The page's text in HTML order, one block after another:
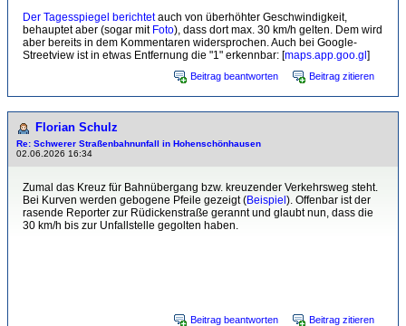
Der Tagesspiegel berichtetauch von überhöhter Geschwindigkeit,
behauptet aber (sogar mit Foto), dass dort max. 30 km/h gelten. Dem wird
aber bereits in dem Kommentaren widersprochen. Auch bei Google-
Streetview ist in etwas Entfernung die "1" erkennbar: [maps.app.goo.gl ]
Beitrag beantworten Beitrag zitieren
Florian Schulz
Re: Schwerer Straßenbahnunfall in Hohenschönhausen
02.06.2026 16:34
Zumal das Kreuz für Bahnübergang bzw. kreuzender Verkehrsweg steht.
Bei Kurven werden gebogene Pfeile gezeigt (Beispiel ). Offenbar ist der
rasende Reporter zur Rüdickenstraße gerannt und glaubt nun, dass die
30 km/h bis zur Unfallstelle gegolten haben.
Beitrag beantworten Beitrag zitieren